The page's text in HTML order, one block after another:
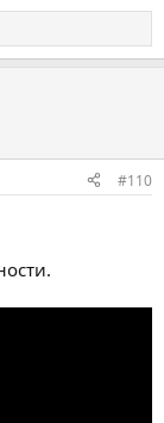
#110